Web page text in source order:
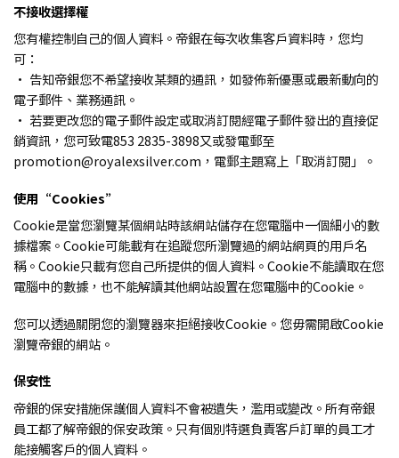
不接收選擇權
您有權控制自己的個人資料。帝銀在每次收集客戶資料時，您均
可：
· 告知帝銀您不希望接收某類的通訊，如發佈新優惠或最新動向的
電子郵件、業務通訊。
· 若要更改您的電子郵件設定或取消訂閱經電子郵件發出的直接促
銷資訊，您可致電853 2835-3898又或發電郵至
promotion@royalexsilver.com，電郵主題寫上「取消訂閱」。
使用“Cookies”
Cookie是當您瀏覽某個網站時該網站儲存在您電腦中一個細小的數
據檔案。Cookie可能載有在追蹤您所瀏覽過的網站網頁的用戶名
稱。Cookie只載有您自己所提供的個人資料。Cookie不能讀取在您
電腦中的數據，也不能解讀其他網站設置在您電腦中的Cookie。
您可以透過關閉您的瀏覽器來拒絕接收Cookie。您毋需開啟Cookie
瀏覽帝銀的網站。
保安性
帝銀的保安措施保護個人資料不會被遺失，濫用或變改。所有帝銀
員工都了解帝銀的保安政策。只有個別特選負責客戶訂單的員工才
能接觸客戶的個人資料。